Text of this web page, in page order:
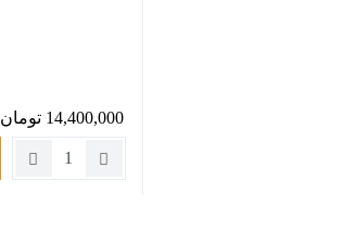
14,400,000 تومان
تعداد: